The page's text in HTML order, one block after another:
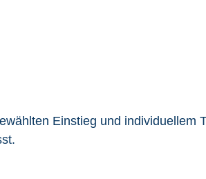
Einstieg und individuellem